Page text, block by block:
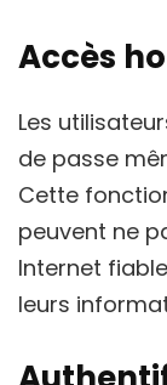
Accès
Les
de passe
Cette
peuvent ne
Internet
leurs